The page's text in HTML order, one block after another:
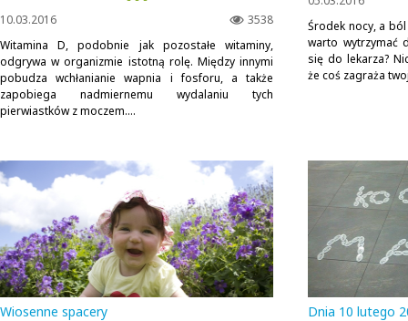
3538
10.03.2016
Witamina D, podobnie jak pozostałe witaminy,
odgrywa w organizmie istotną rolę. Między innymi
pobudza wchłanianie wapnia i fosforu, a także
zapobiega nadmiernemu wydalaniu tych
pierwiastków z moczem....
Środek nocy, a
warto wytrzymać
się do lekarza?
że coś zagraża
Wiosenne spacery
Dnia 10 lutego